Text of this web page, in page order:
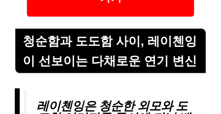
청순함과 도도함 사이, 레이첸잉
이 선보이는 다채로운 연기 변신
레이첸잉은 청순한 외모와 도